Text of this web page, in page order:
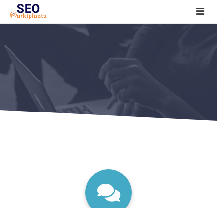
SEO tools reviews
Marketeer bij jou in de buurt?
Offerte
1. Seo voor beginners +
2. Onderzoeken +